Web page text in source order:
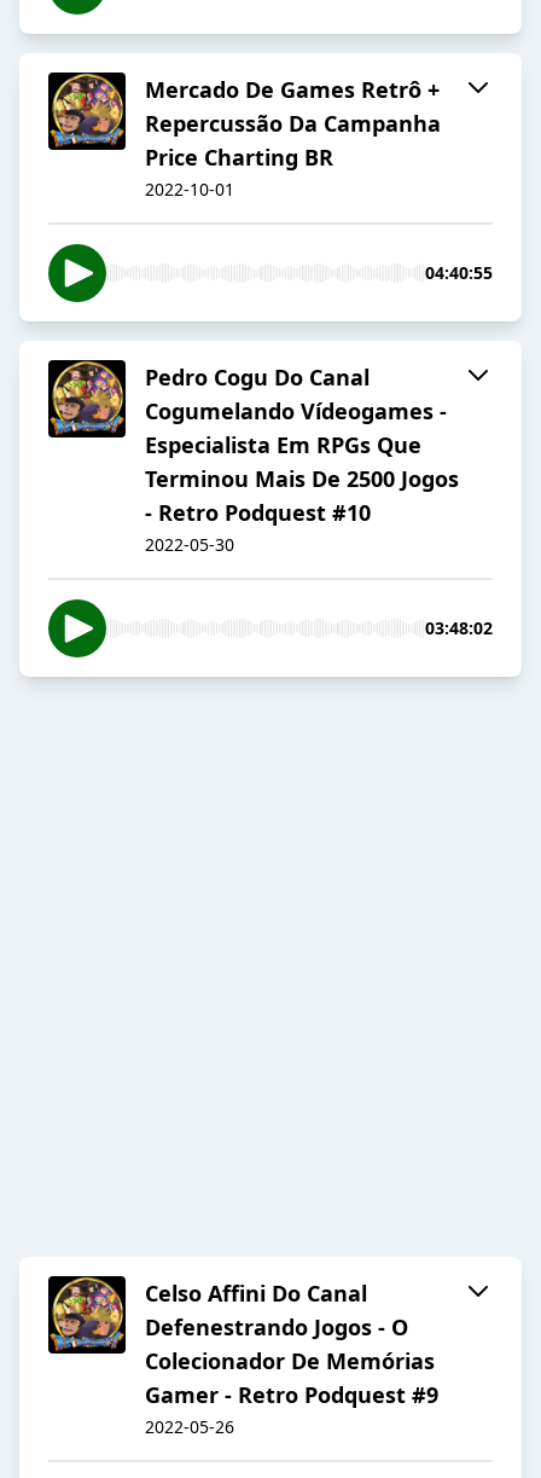
Mercado De Games Retrô +
Repercussão Da Campanha
Price Charting BR
2022-10-01
04:40:55
Pedro Cogu Do Canal
Cogumelando Vídeogames -
Especialista Em RPGs Que
Terminou Mais De 2500 Jogos
- Retro Podquest #10
2022-05-30
03:48:02
Celso Affini Do Canal
Defenestrando Jogos - O
Colecionador De Memórias
Gamer - Retro Podquest #9
2022-05-26